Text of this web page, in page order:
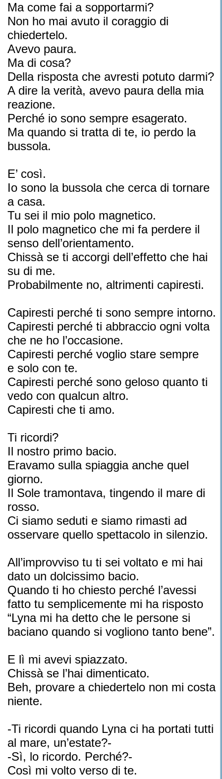
Ma come fai a sopportarmi?
Non ho mai avuto il coraggio di
chiedertelo.
Avevo paura.
Ma di cosa?
Della risposta che avresti potuto darmi?
A dire la verità, avevo paura della mia
reazione.
Perché io sono sempre esagerato.
Ma quando si tratta di te, io perdo la
bussola.
E’ così.
Io sono la bussola che cerca di tornare
a casa.
Tu sei il mio polo magnetico.
Il polo magnetico che mi fa perdere il
senso dell’orientamento.
Chissà se ti accorgi dell’effetto che hai
su di me.
Probabilmente no, altrimenti capiresti.
Capiresti perché ti sono sempre intorno.
Capiresti perché ti abbraccio ogni volta
che ne ho l’occasione.
Capiresti perché voglio stare sempre
e solo con te.
Capiresti perché sono geloso quanto ti
vedo con qualcun altro.
Capiresti che ti amo.
Ti ricordi?
Il nostro primo bacio.
Eravamo sulla spiaggia anche quel
giorno.
Il Sole tramontava, tingendo il mare di
rosso.
Ci siamo seduti e siamo rimasti ad
osservare quello spettacolo in silenzio.
All’improvviso tu ti sei voltato e mi hai
dato un dolcissimo bacio.
Quando ti ho chiesto perché l’avessi
fatto tu semplicemente mi ha risposto
“Lyna mi ha detto che le persone si
baciano quando si vogliono tanto bene”.
E lì mi avevi spiazzato.
Chissà se l’hai dimenticato.
Beh, provare a chiedertelo non mi costa
niente.
-Ti ricordi quando Lyna ci ha portati tutti
al mare, un’estate?-
-Sì, lo ricordo. Perché?-
Così mi volto verso di te.